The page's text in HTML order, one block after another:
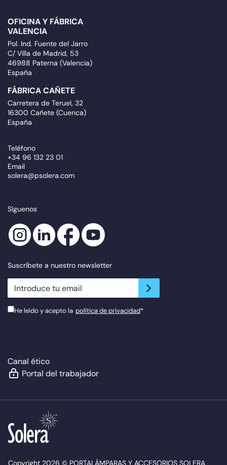
OFICINA Y FÁBRICA
VALENCIA
Pol. Ind. Fuente del Jarro
C/ Villa de Madrid, 53
46988 Paterna (Valencia)
España
FÁBRICA CAÑETE
Carretera de Teruel, 32
16300 Cañete (Cuenca)
España
Teléfono
+34 96 132 23 01
Email
solera@psolera.com
Síguenos
Suscríbete a nuestro newsletter
newsletter.suscribe
He leído y acepto la política de privacidad*
Canal ético
Portal del trabajador
Copyright 2026 © PORTALÁMPARAS Y ACCESORIOS SOLERA